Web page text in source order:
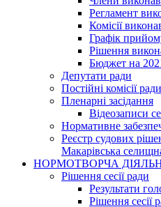
Регламент
Комісії
Графік
Рішення
Бюджет на
Депутати ради
Постійні комісії ради
Пленарні засідання
Відеозаписи
Нормативне
Реєстр судових
Макарівська
НОРМОТВОРЧА
Рішення сесії ради
Результати
Рішення сесії